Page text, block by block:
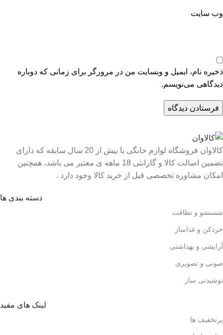
وب‌ سایت
ذخیره نام، ایمیل و وبسایت من در مرورگر برای زمانی که دوباره
دیدگاهی می‌نویسم.
کالاوان فروشگاه لوازم خانگی با بیش از 20 سال سابقه که دارای
تضمین اصالت کالا و گارانتی 18 ماهه ی معتبر می باشد، همچنین
امکان مشاوره تخصصی قبل از خرید کالا وجود دارد .
دسته بندی ها
شستشو و نظافت
خردکن و غذاساز
آرایشی و بهداشتی
صوتی و تصویری
نوشیدنی ساز
لینک های مفید
پرتخفیف ها